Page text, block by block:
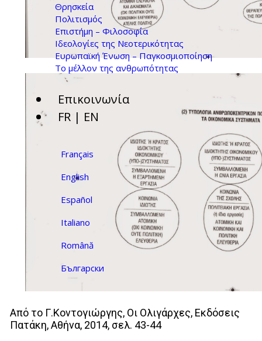
Θρησκεία
Πολιτισμός
Επιστήμη – Φιλοσοφία
Ιδεολογίες της Νεοτερικότητας
Ευρωπαϊκή Ένωση – Παγκοσμιοποίηση
Το μέλλον της ανθρωπότητας
Επικοινωνία
FR | EN
Français
English
Español
Italiano
Română
Български
Από το Γ.Κοντογιώργης, Οι Ολιγάρχες, Εκδόσεις
Πατάκη, Αθήνα, 2014, σελ. 43-44